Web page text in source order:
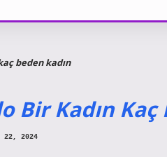
beden kadın
Bir Kadın Kaç
22, 2024